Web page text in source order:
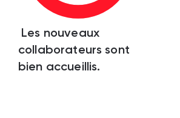
Les nouveaux
collaborateurs sont
bien accueillis.